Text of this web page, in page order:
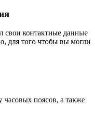
свои контактные данные
для того чтобы вы могли
поясов, а также